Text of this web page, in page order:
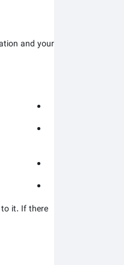
and your
it. If there